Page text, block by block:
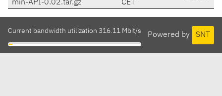
min-API-0.02.tar.gz
CET
Powered by SNT
Current bandwidth utilization 316.11 Mbit/s